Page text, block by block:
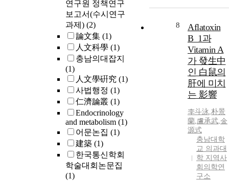
연구원 정책연구
보고서(수시연구
과제) (2)
論文集 (1)
人文科學 (1)
충남의대잡지
(1)
人文學硏究 (1)
사법행정 (1)
仁濟論叢 (1)
Endocrinology
and metabolism (1)
어문논집 (1)
建築 (1)
한국통신학회
학술대회논문집
(1)
8
Aflatoxin
B_1과
Vitamin A
가 發生中
인 白鼠의
肝에 미치
는 影響
李斗泳,朴景
蘭,盧承武,金
源式
충남대학
교 의과대
학 지역사
회의학연
구소